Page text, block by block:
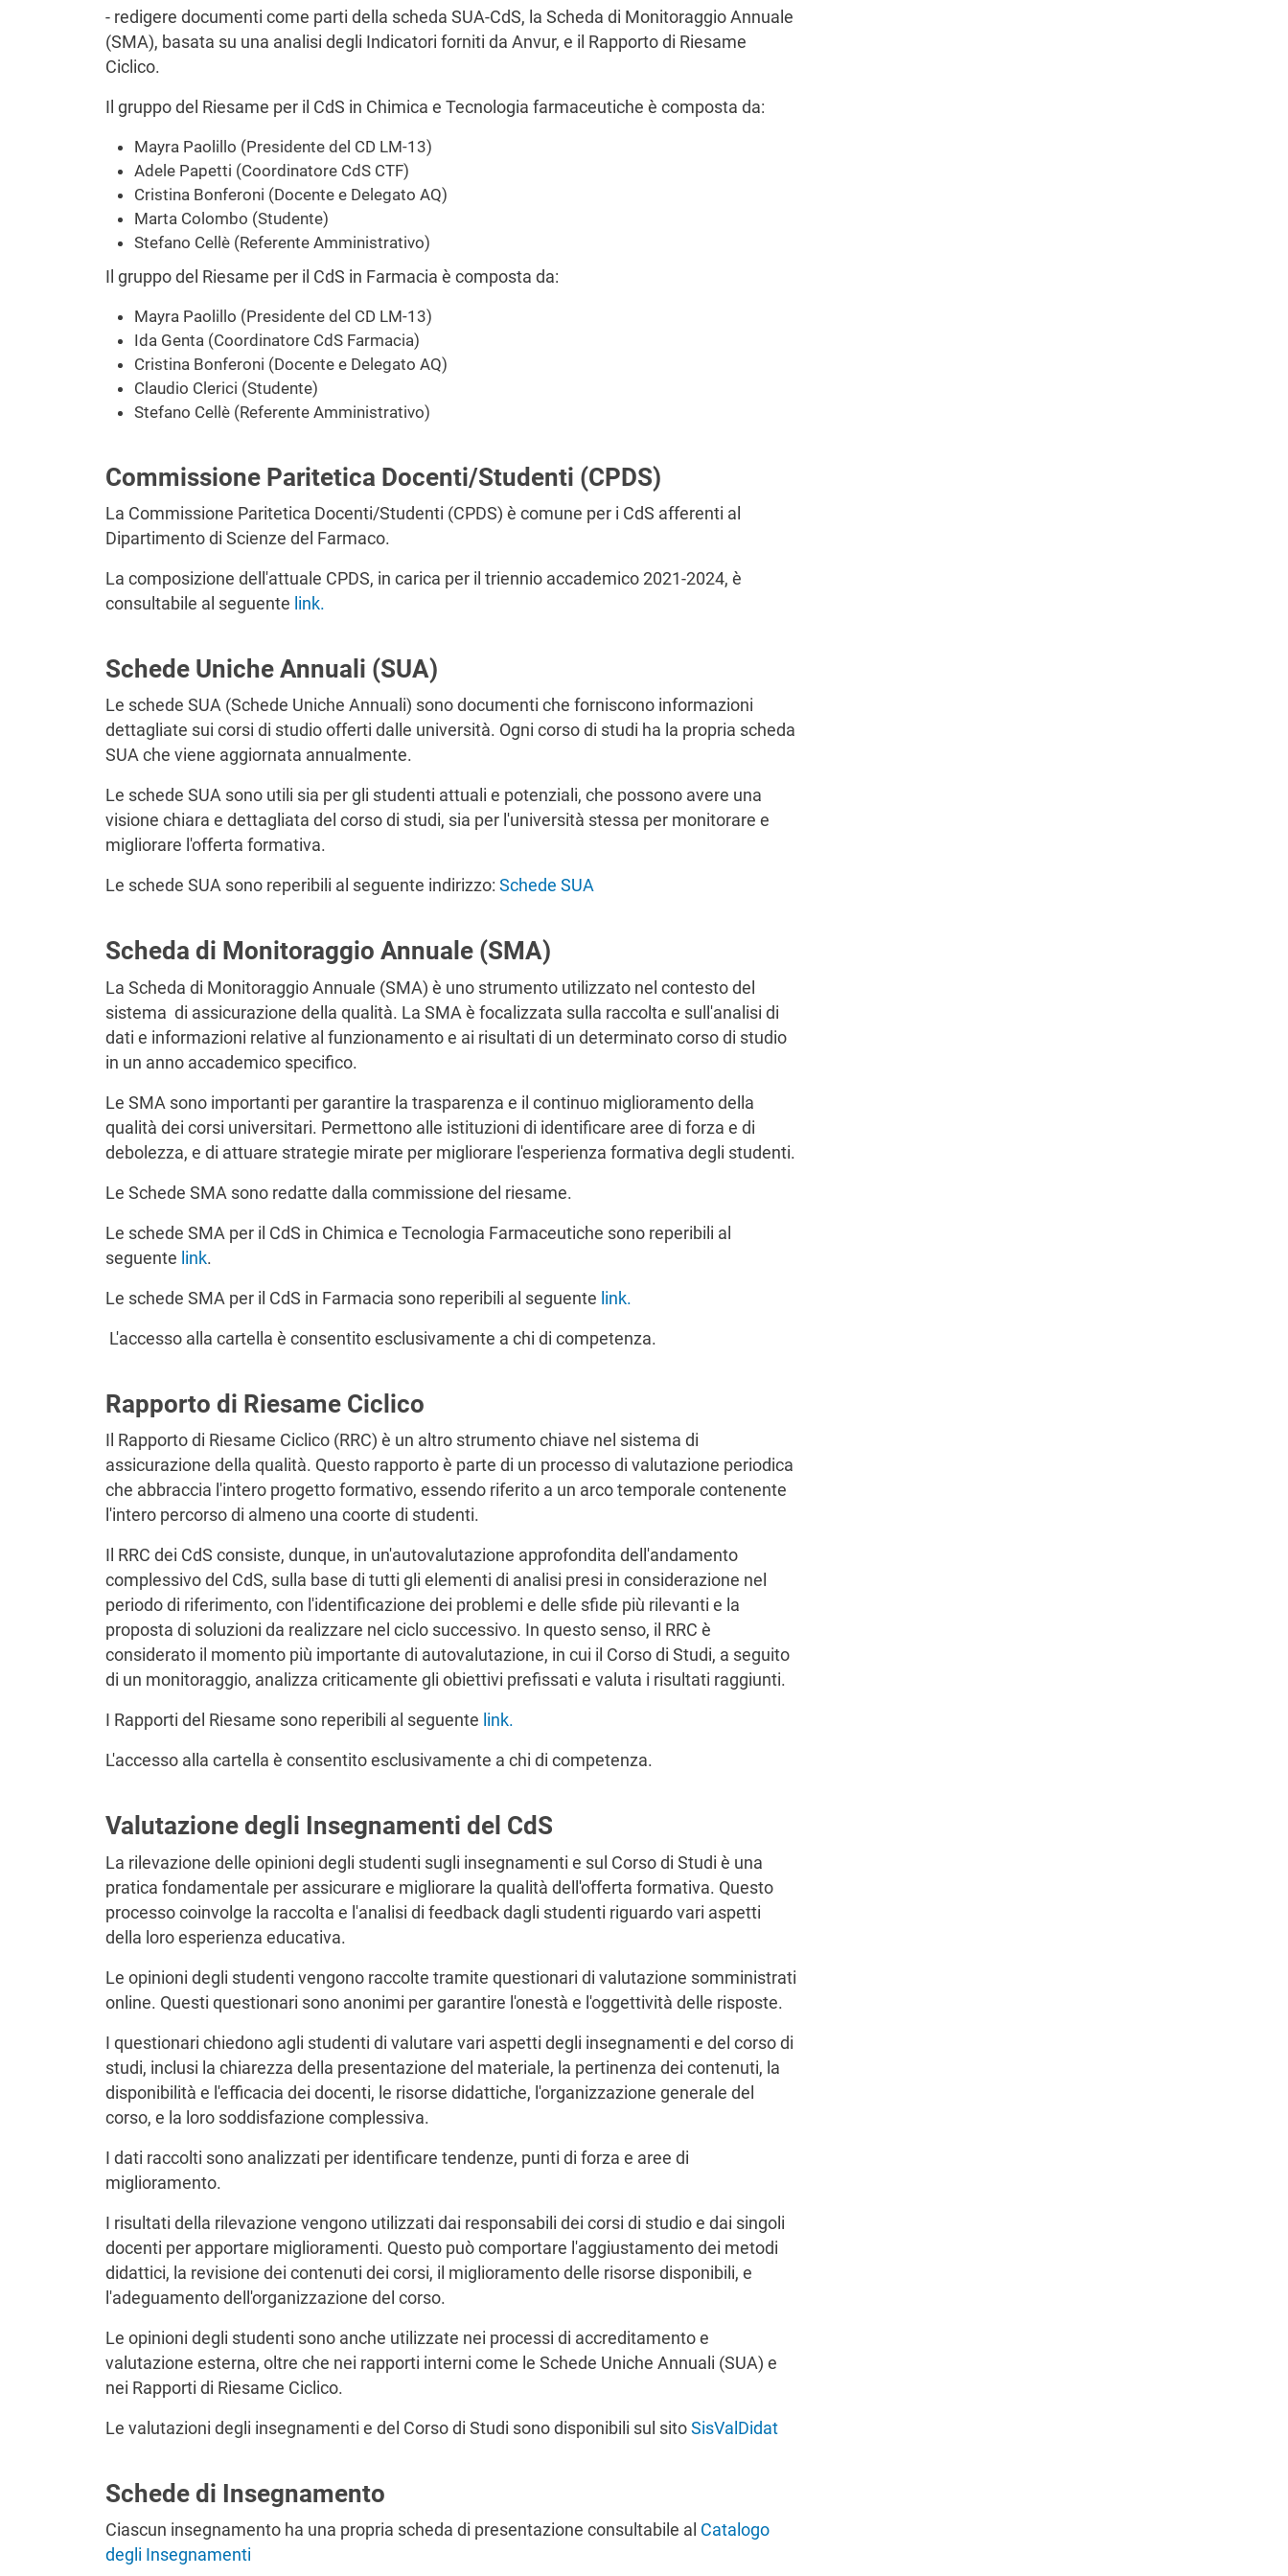
- redigere documenti come parti della scheda SUA-CdS, la Scheda di Monitoraggio Annuale
(SMA), basata su una analisi degli Indicatori forniti da Anvur, e il Rapporto di Riesame
Ciclico.
Il gruppo del Riesame per il CdS in Chimica e Tecnologia farmaceutiche è composta da:
Mayra Paolillo (Presidente del CD LM-13)
Adele Papetti (Coordinatore CdS CTF)
Cristina Bonferoni (Docente e Delegato AQ)
Marta Colombo (Studente)
Stefano Cellè (Referente Amministrativo)
Il gruppo del Riesame per il CdS in Farmacia è composta da:
Mayra Paolillo (Presidente del CD LM-13)
Ida Genta (Coordinatore CdS Farmacia)
Cristina Bonferoni (Docente e Delegato AQ)
Claudio Clerici (Studente)
Stefano Cellè (Referente Amministrativo)
Commissione Paritetica Docenti/Studenti (CPDS)
La Commissione Paritetica Docenti/Studenti (CPDS) è comune per i CdS afferenti al
Dipartimento di Scienze del Farmaco.
La composizione dell'attuale CPDS, in carica per il triennio accademico 2021-2024, è
consultabile al seguente link.
Schede Uniche Annuali (SUA)
Le schede SUA (Schede Uniche Annuali) sono documenti che forniscono informazioni
dettagliate sui corsi di studio offerti dalle università. Ogni corso di studi ha la propria scheda
SUA che viene aggiornata annualmente.
Le schede SUA sono utili sia per gli studenti attuali e potenziali, che possono avere una
visione chiara e dettagliata del corso di studi, sia per l'università stessa per monitorare e
migliorare l'offerta formativa.
Le schede SUA sono reperibili al seguente indirizzo: Schede SUA
Scheda di Monitoraggio Annuale (SMA)
La Scheda di Monitoraggio Annuale (SMA) è uno strumento utilizzato nel contesto del
sistema di assicurazione della qualità. La SMA è focalizzata sulla raccolta e sull'analisi di
dati e informazioni relative al funzionamento e ai risultati di un determinato corso di studio
in un anno accademico specifico.
Le SMA sono importanti per garantire la trasparenza e il continuo miglioramento della
qualità dei corsi universitari. Permettono alle istituzioni di identificare aree di forza e di
debolezza, e di attuare strategie mirate per migliorare l'esperienza formativa degli studenti.
Le Schede SMA sono redatte dalla commissione del riesame.
Le schede SMA per il CdS in Chimica e Tecnologia Farmaceutiche sono reperibili al
seguente link.
Le schede SMA per il CdS in Farmacia sono reperibili al seguente link.
L'accesso alla cartella è consentito esclusivamente a chi di competenza.
Rapporto di Riesame Ciclico
Il Rapporto di Riesame Ciclico (RRC) è un altro strumento chiave nel sistema di
assicurazione della qualità. Questo rapporto è parte di un processo di valutazione periodica
che abbraccia l'intero progetto formativo, essendo riferito a un arco temporale contenente
l'intero percorso di almeno una coorte di studenti.
Il RRC dei CdS consiste, dunque, in un'autovalutazione approfondita dell'andamento
complessivo del CdS, sulla base di tutti gli elementi di analisi presi in considerazione nel
periodo di riferimento, con l'identificazione dei problemi e delle sfide più rilevanti e la
proposta di soluzioni da realizzare nel ciclo successivo. In questo senso, il RRC è
considerato il momento più importante di autovalutazione, in cui il Corso di Studi, a seguito
di un monitoraggio, analizza criticamente gli obiettivi prefissati e valuta i risultati raggiunti.
I Rapporti del Riesame sono reperibili al seguente link.
L'accesso alla cartella è consentito esclusivamente a chi di competenza.
Valutazione degli Insegnamenti del CdS
La rilevazione delle opinioni degli studenti sugli insegnamenti e sul Corso di Studi è una
pratica fondamentale per assicurare e migliorare la qualità dell'offerta formativa. Questo
processo coinvolge la raccolta e l'analisi di feedback dagli studenti riguardo vari aspetti
della loro esperienza educativa.
Le opinioni degli studenti vengono raccolte tramite questionari di valutazione somministrati
online. Questi questionari sono anonimi per garantire l'onestà e l'oggettività delle risposte.
I questionari chiedono agli studenti di valutare vari aspetti degli insegnamenti e del corso di
studi, inclusi la chiarezza della presentazione del materiale, la pertinenza dei contenuti, la
disponibilità e l'efficacia dei docenti, le risorse didattiche, l'organizzazione generale del
corso, e la loro soddisfazione complessiva.
I dati raccolti sono analizzati per identificare tendenze, punti di forza e aree di
miglioramento.
I risultati della rilevazione vengono utilizzati dai responsabili dei corsi di studio e dai singoli
docenti per apportare miglioramenti. Questo può comportare l'aggiustamento dei metodi
didattici, la revisione dei contenuti dei corsi, il miglioramento delle risorse disponibili, e
l'adeguamento dell'organizzazione del corso.
Le opinioni degli studenti sono anche utilizzate nei processi di accreditamento e
valutazione esterna, oltre che nei rapporti interni come le Schede Uniche Annuali (SUA) e
nei Rapporti di Riesame Ciclico.
Le valutazioni degli insegnamenti e del Corso di Studi sono disponibili sul sitoSisValDidat
Schede di Insegnamento
Ciascun insegnamento ha una propria scheda di presentazione consultabile al Catalogo
degli Insegnamenti